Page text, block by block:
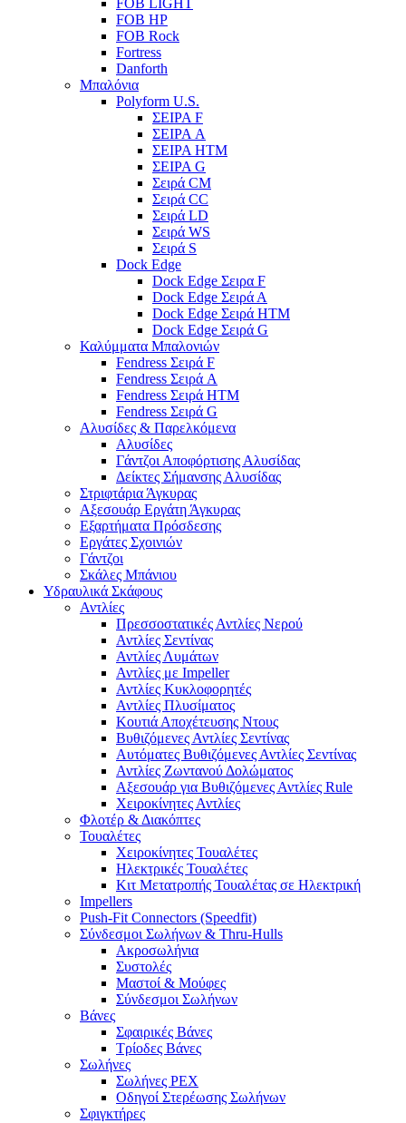
FOB LIGHT
FOB HP
FOB Rock
Fortress
Danforth
Μπαλόνια
Polyform U.S.
ΣΕΙΡΑ F
ΣΕΙΡΑ A
ΣΕΙΡΑ HTM
ΣΕΙΡΑ G
Σειρά CM
Σειρά CC
Σειρά LD
Σειρά WS
Σειρά S
Dock Edge
Dock Edge Σειρα F
Dock Edge Σειρά Α
Dock Edge Σειρά HTM
Dock Edge Σειρά G
Καλύμματα Μπαλονιών
Fendress Σειρά F
Fendress Σειρά A
Fendress Σειρά HTM
Fendress Σειρά G
Αλυσίδες & Παρελκόμενα
Αλυσίδες
Γάντζοι Αποφόρτισης Αλυσίδας
Δείκτες Σήμανσης Αλυσίδας
Στριφτάρια Άγκυρας
Αξεσουάρ Εργάτη Άγκυρας
Εξαρτήματα Πρόσδεσης
Εργάτες Σχοινιών
Γάντζοι
Σκάλες Μπάνιου
Υδραυλικά Σκάφους
Αντλίες
Πρεσσοστατικές Αντλίες Νερού
Αντλίες Σεντίνας
Αντλίες Λυμάτων
Αντλίες με Impeller
Αντλίες Κυκλοφορητές
Αντλίες Πλυσίματος
Κουτιά Αποχέτευσης Ντους
Βυθιζόμενες Αντλίες Σεντίνας
Αυτόματες Βυθιζόμενες Αντλίες Σεντίνας
Αντλίες Ζωντανού Δολώματος
Αξεσουάρ για Βυθιζόμενες Αντλίες Rule
Χειροκίνητες Αντλίες
Φλοτέρ & Διακόπτες
Τουαλέτες
Χειροκίνητες Τουαλέτες
Ηλεκτρικές Τουαλέτες
Κιτ Μετατροπής Τουαλέτας σε Ηλεκτρική
Impellers
Push-Fit Connectors (Speedfit)
Σύνδεσμοι Σωλήνων & Thru-Hulls
Ακροσωλήνια
Συστολές
Μαστοί & Μούφες
Σύνδεσμοι Σωλήνων
Βάνες
Σφαιρικές Βάνες
Τρίοδες Βάνες
Σωλήνες
Σωλήνες PEX
Οδηγοί Στερέωσης Σωλήνων
Σφιγκτήρες